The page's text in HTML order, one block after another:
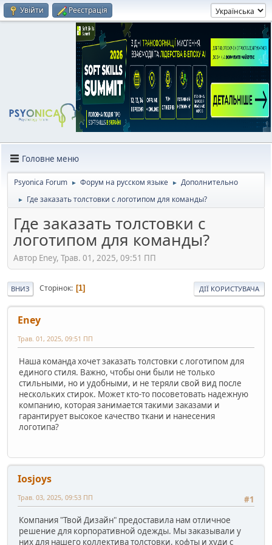
Увійти Реєстрація
Головне меню
Psyonica Forum ► Форум на русском языке ► Дополнительно
► Где заказать толстовки с логотипом для команды?
Где заказать толстовки с
логотипом для команды?
Автор Eney, Трав. 01, 2025, 09:51 ПП
ВНИЗ Сторінок 1 ДІЇ КОРИСТУВАЧА
Eney
Трав. 01, 2025, 09:51 ПП
Наша команда хочет заказать толстовки с логотипом для
единого стиля. Важно, чтобы они были не только
стильными, но и удобными, и не теряли свой вид после
нескольких стирок. Может кто-то посоветовать надежную
компанию, которая занимается такими заказами и
гарантирует высокое качество ткани и нанесения
логотипа?
Iosjoys
#1
Трав. 03, 2025, 09:53 ПП
Компания "Твой Дизайн" предоставила нам отличное
решение для корпоративной одежды. Мы заказывали у
них для нашего коллектива толстовки, кофты и худи с